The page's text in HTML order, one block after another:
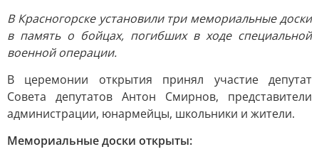
В Красногорске установили три мемориальные доски
в память о бойцах, погибших в ходе специальной
военной операции.
В церемонии открытия принял участие депутат
Совета депутатов Антон Смирнов, представители
администрации, юнармейцы, школьники и жители.
Мемориальные доски открыты: